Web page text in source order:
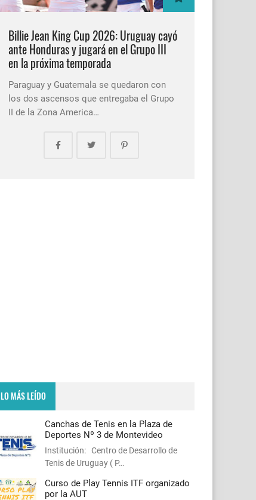
Billie Jean King Cup 2026: Uruguay cayó
ante Honduras y jugará en el Grupo III
en la próxima temporada
Paraguay y Guatemala se quedaron con
los dos ascensos que entregaba el Grupo
II de la Zona America…
LO MÁS LEÍDO
Canchas de Tenis en la Plaza de
Deportes Nº 3 de Montevideo
Institución: Centro de Desarrollo de
Tenis de Uruguay ( P…
Curso de Play Tennis ITF organizado
por la AUT